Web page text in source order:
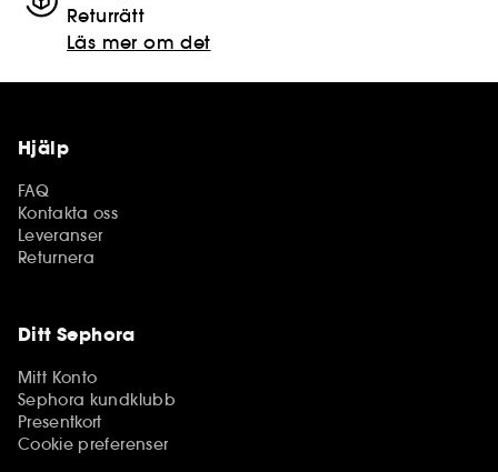
Returrätt
Läs mer om det
Hjälp
FAQ
Kontakta oss
Leveranser
Returnera
Ditt Sephora
Mitt Konto
Sephora kundklubb
Presentkort
Cookie preferenser